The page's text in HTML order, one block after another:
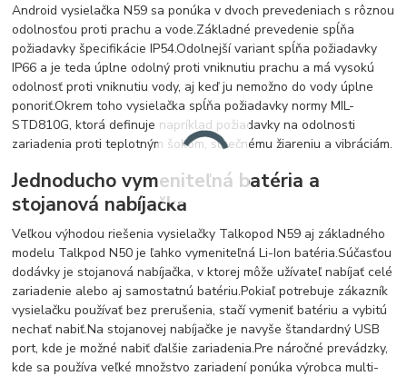
Android vysielačka N59 sa ponúka v dvoch prevedeniach s rôznou
odolnosťou proti prachu a vode.Základné prevedenie spĺňa
požiadavky špecifikácie IP54.Odolnejší variant spĺňa požiadavky
IP66 a je teda úplne odolný proti vniknutiu prachu a má vysokú
odolnosť proti vniknutiu vody, aj keď ju nemožno do vody úplne
ponoriť.Okrem toho vysielačka spĺňa požiadavky normy MIL-
STD810G, ktorá definuje napríklad požiadavky na odolnosti
zariadenia proti teplotným šokom, slnečnému žiareniu a vibráciám.
Jednoducho vymeniteľná batéria a
stojanová nabíjačka
Veľkou výhodou riešenia vysielačky Talkopod N59 aj základného
modelu Talkpod N50 je ľahko vymeniteľná Li-Ion batéria.Súčasťou
dodávky je stojanová nabíjačka, v ktorej môže užívateľ nabíjať celé
zariadenie alebo aj samostatnú batériu.Pokiaľ potrebuje zákazník
vysielačku používať bez prerušenia, stačí vymeniť batériu a vybitú
nechať nabiť.Na stojanovej nabíjačke je navyše štandardný USB
port, kde je možné nabiť ďalšie zariadenia.Pre náročné prevádzky,
kde sa používa veľké množstvo zariadení ponúka výrobca multi-